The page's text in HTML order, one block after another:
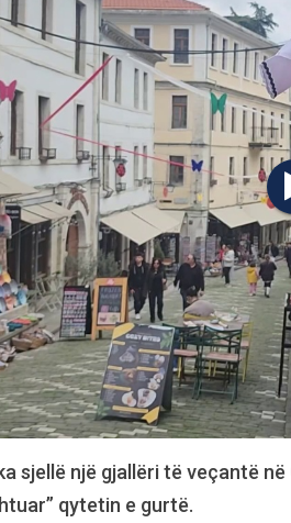
sjellë një gjallëri të veçantë
qytetin e gurtë.